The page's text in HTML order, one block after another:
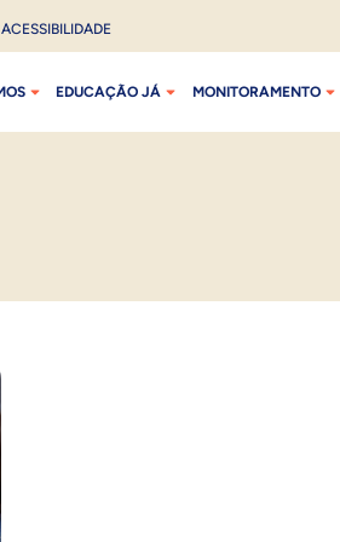
ACESSIBILIDADE
EDUCAÇÃO JÁ MONITORAMENTO